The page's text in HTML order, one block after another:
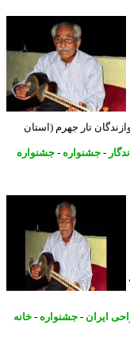
تار جهرم (استان
-جشنواره- جشنواره
- جشنواره- خانه